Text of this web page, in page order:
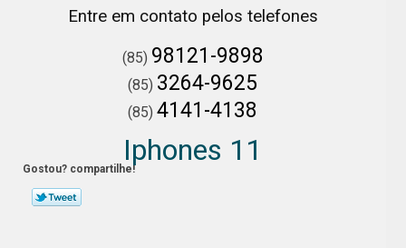
Entre em contato pelos telefones
(85) 98121-9898
(85) 3264-9625
(85)4141-4138
Iphones 11
Gostou? compartilhe!